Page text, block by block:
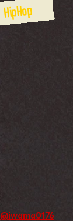
HipHop
@iwama0176